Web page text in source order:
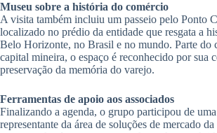
Museu sobre a história do comércio
A visita também incluiu um passeio pelo Ponto
localizado no prédio da entidade que resgata a
Belo Horizonte, no Brasil e no mundo. Parte do
capital mineira, o espaço é reconhecido por sua
preservação da memória do varejo.
Ferramentas de apoio aos associados
Finalizando a agenda, o grupo participou de
representante da área de soluções de mercado